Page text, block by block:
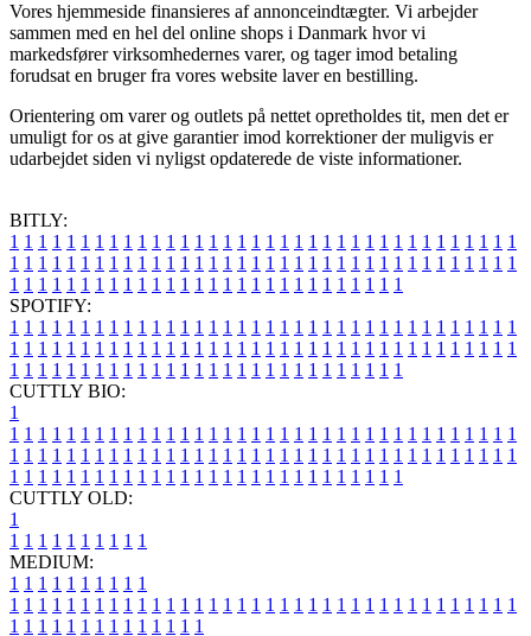
Vores hjemmeside finansieres af annonceindtægter. Vi arbejder
sammen med en hel del online shops i Danmark hvor vi
markedsfører virksomhedernes varer, og tager imod betaling
forudsat en bruger fra vores website laver en bestilling.
Orientering om varer og outlets på nettet opretholdes tit, men det er
umuligt for os at give garantier imod korrektioner der muligvis er
udarbejdet siden vi nyligst opdaterede de viste informationer.
BITLY:
1 1 1 1 1 1 1 1 1 1 1 1 1 1 1 1 1 1 1 1 1 1 1 1 1 1 1 1 1 1 1 1 1 1 1 1
1 1 1 1 1 1 1 1 1 1 1 1 1 1 1 1 1 1 1 1 1 1 1 1 1 1 1 1 1 1 1 1 1 1 1 1
1 1 1 1 1 1 1 1 1 1 1 1 1 1 1 1 1 1 1 1 1 1 1 1 1 1 1 1
SPOTIFY:
1 1 1 1 1 1 1 1 1 1 1 1 1 1 1 1 1 1 1 1 1 1 1 1 1 1 1 1 1 1 1 1 1 1 1 1
1 1 1 1 1 1 1 1 1 1 1 1 1 1 1 1 1 1 1 1 1 1 1 1 1 1 1 1 1 1 1 1 1 1 1 1
1 1 1 1 1 1 1 1 1 1 1 1 1 1 1 1 1 1 1 1 1 1 1 1 1 1 1 1
CUTTLY BIO:
1
1 1 1 1 1 1 1 1 1 1 1 1 1 1 1 1 1 1 1 1 1 1 1 1 1 1 1 1 1 1 1 1 1 1 1 1
1 1 1 1 1 1 1 1 1 1 1 1 1 1 1 1 1 1 1 1 1 1 1 1 1 1 1 1 1 1 1 1 1 1 1 1
1 1 1 1 1 1 1 1 1 1 1 1 1 1 1 1 1 1 1 1 1 1 1 1 1 1 1 1
CUTTLY OLD:
1
1 1 1 1 1 1 1 1 1 1
MEDIUM:
1 1 1 1 1 1 1 1 1 1
1 1 1 1 1 1 1 1 1 1 1 1 1 1 1 1 1 1 1 1 1 1 1 1 1 1 1 1 1 1 1 1 1 1 1 1
1 1 1 1 1 1 1 1 1 1 1 1 1 1